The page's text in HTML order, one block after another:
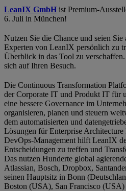
LeanIX GmbH ist Premium-
6. Juli in München!
Nutzen Sie die Chance und seien
Experten von LeanIX persönlich zu
Überblick in das Tool zu
sich auf Ihren Besuch.
Die Continuous Transformation
der Corporate IT und Produkt IT für
eine bessere Governance im
organisieren, planen und steuern
dem automatisierten und
Lösungen für Enterprise Architecture
DevOps-Management hilft LeanIX
Entscheidungen zu treffen und
Das nutzen Hunderte global
Atlassian, Bosch, Dropbox,
seinen Hauptsitz in Bonn
Boston (USA), San Francisco (USA)